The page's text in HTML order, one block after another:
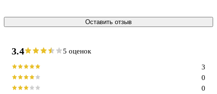
Оставить отзыв
3.4 5 оценок
0
0
3